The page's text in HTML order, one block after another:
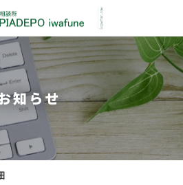
知らせ